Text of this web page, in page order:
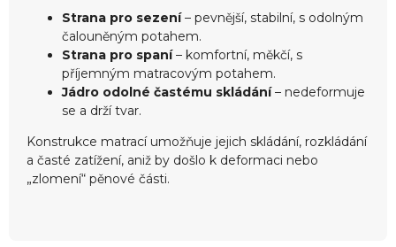
ý
p
i
s
u
Strana pro sezení– pevnější, stabilní, s odolným
čalouněným potahem.
Strana pro spaní– komfortní, měkčí, s
příjemným matracovým potahem.
Jádro odolné častému skládání– nedeformuje
se a drží tvar.
Konstrukce matrací umožňuje jejich skládání, rozkládání
a časté zatížení, aniž by došlo k deformaci nebo
„zlomení“ pěnové části.